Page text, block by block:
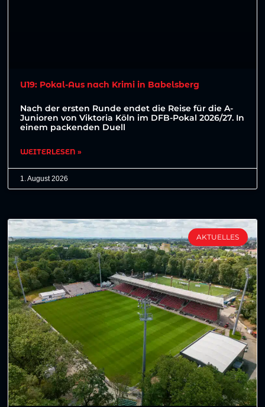
U19: Pokal-Aus nach Krimi in Babelsberg
Nach der ersten Runde endet die Reise für die A-
Junioren von Viktoria Köln im DFB-Pokal 2026/27. In
einem packenden Duell
WEITERLESEN »
1. August 2026
AKTUELLES